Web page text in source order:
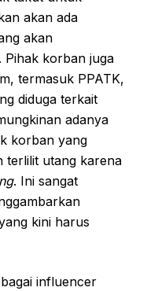
akan ada
akan
Pihak korban juga
termasuk PPATK,
diduga terkait
adanya
korban yang
terlilit utang karena
. Ini sangat
kini harus
influencer